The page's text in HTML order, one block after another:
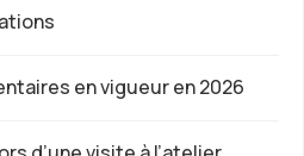
en vigueur en 2026